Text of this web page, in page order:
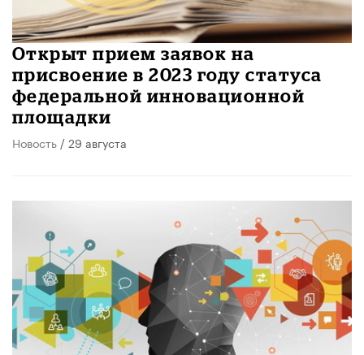
Открыт прием заявок на
присвоение в 2023 году статуса
федеральной инновационной
площадки
Новость / 29 августа